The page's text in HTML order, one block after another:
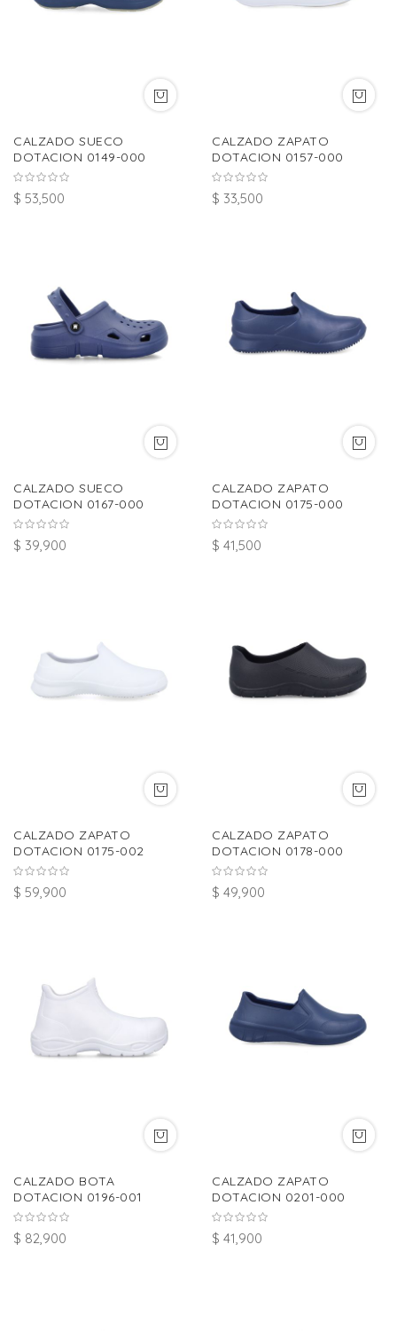
CALZADO SUECO
DOTACION 0149-000
$ 53,500
CALZADO ZAPATO
DOTACION 0157-000
$ 33,500
CALZADO SUECO
DOTACION 0167-000
$ 39,900
CALZADO ZAPATO
DOTACION 0175-000
$ 41,500
CALZADO ZAPATO
DOTACION 0175-002
$ 59,900
CALZADO ZAPATO
DOTACION 0178-000
$ 49,900
CALZADO BOTA
DOTACION 0196-001
$ 82,900
CALZADO ZAPATO
DOTACION 0201-000
$ 41,900